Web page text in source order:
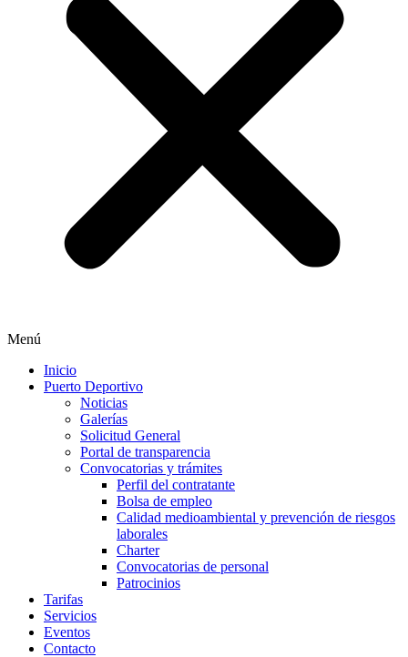
Menú
Inicio
Puerto Deportivo
Noticias
Galerías
Solicitud General
Portal de transparencia
Convocatorias y trámites
Perfil del contratante
Bolsa de empleo
Calidad medioambiental y prevención de riesgos
laborales
Charter
Convocatorias de personal
Patrocinios
Tarifas
Servicios
Eventos
Contacto